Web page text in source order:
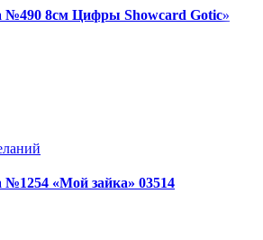
№490 8см Цифры Showcard Gotic»
«Мой зайка» 03514